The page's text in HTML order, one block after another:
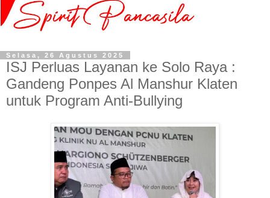
Selasa, 26 Agustus 2025
ISJ Perluas Layanan ke Solo Raya :
Gandeng Ponpes Al Manshur Klaten
untuk Program Anti-Bullying